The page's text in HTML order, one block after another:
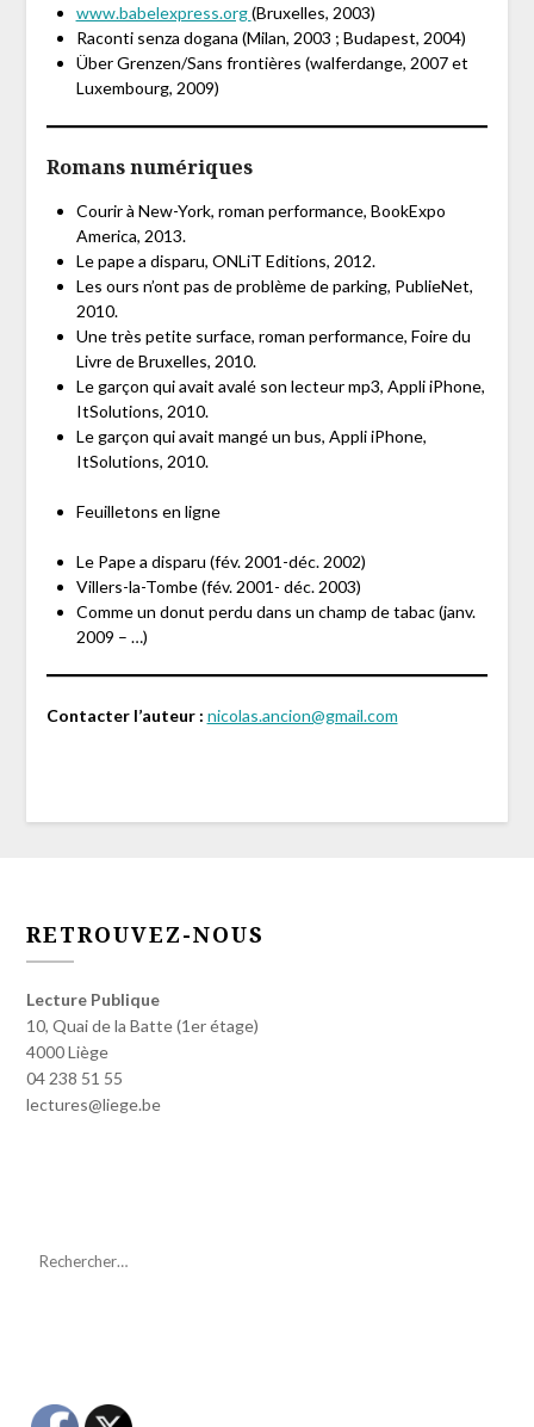
www.babelexpress.org(Bruxelles, 2003)
Raconti senza dogana (Milan, 2003 ; Budapest, 2004)
Über Grenzen/Sans frontières (walferdange, 2007 et
Luxembourg, 2009)
Romans numériques
Courir à New-York, roman performance, BookExpo
America, 2013.
Le pape a disparu, ONLiT Editions, 2012.
Les ours n’ont pas de problème de parking, PublieNet,
2010.
Une très petite surface, roman performance, Foire du
Livre de Bruxelles, 2010.
Le garçon qui avait avalé son lecteur mp3, Appli iPhone,
ItSolutions, 2010.
Le garçon qui avait mangé un bus, Appli iPhone,
ItSolutions, 2010.
Feuilletons en ligne
Le Pape a disparu (fév. 2001-déc. 2002)
Villers-la-Tombe (fév. 2001- déc. 2003)
Comme un donut perdu dans un champ de tabac (janv.
2009 – …)
Contacter l’auteur : nicolas.ancion@gmail.com
RETROUVEZ-NOUS
Lecture Publique
10, Quai de la Batte (1er étage)
4000 Liège
04 238 51 55
lectures@liege.be